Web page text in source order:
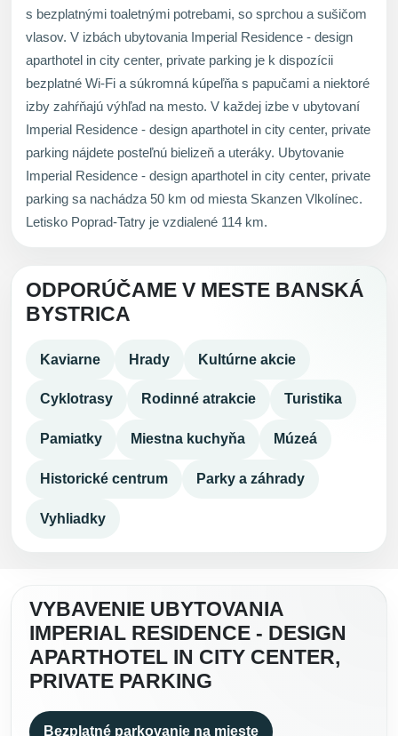
s bezplatnými toaletnými potrebami, so sprchou a sušičom
vlasov. V izbách ubytovania Imperial Residence - design
aparthotel in city center, private parking je k dispozícii
bezplatné Wi-Fi a súkromná kúpeľňa s papučami a niektoré
izby zahŕňajú výhľad na mesto. V každej izbe v ubytovaní
Imperial Residence - design aparthotel in city center, private
parking nájdete posteľnú bielizeň a uteráky. Ubytovanie
Imperial Residence - design aparthotel in city center, private
parking sa nachádza 50 km od miesta Skanzen Vlkolínec.
Letisko Poprad-Tatry je vzdialené 114 km.
ODPORÚČAME V MESTE BANSKÁ
BYSTRICA
Kaviarne Hrady Kultúrne akcie
Cyklotrasy Rodinné atrakcie Turistika
Pamiatky Miestna kuchyňa Múzeá
Historické centrum Parky a záhrady
Vyhliadky
VYBAVENIE UBYTOVANIA
IMPERIAL RESIDENCE - DESIGN
APARTHOTEL IN CITY CENTER,
PRIVATE PARKING
Bezplatné parkovanie na mieste